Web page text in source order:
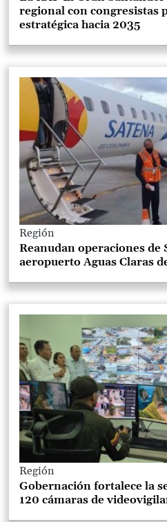
regional con congresistas
estratégica hacia 2035
Región
Reanudan operaciones de
aeropuerto Aguas Claras
Región
Gobernación fortalece la
120 cámaras de